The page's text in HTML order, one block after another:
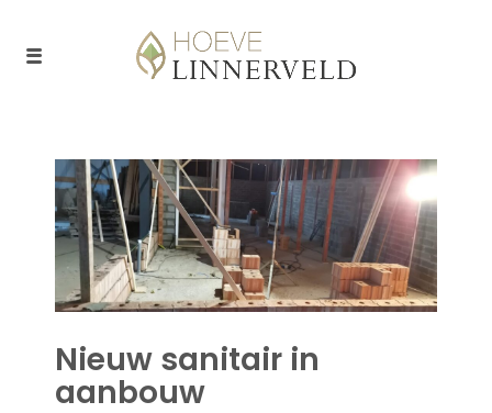
Nieuw sanitair in
aanbouw